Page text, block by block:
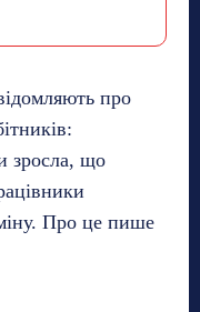
про
зросла, що
Про це пише